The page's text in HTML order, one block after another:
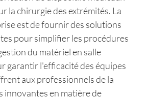
la chirurgie des extrémités. La
est de fournir des solutions
pour simplifier les procédures
du matériel en salle
garantir l'efficacité des équipes
aux professionnels de la
innovantes en matière de